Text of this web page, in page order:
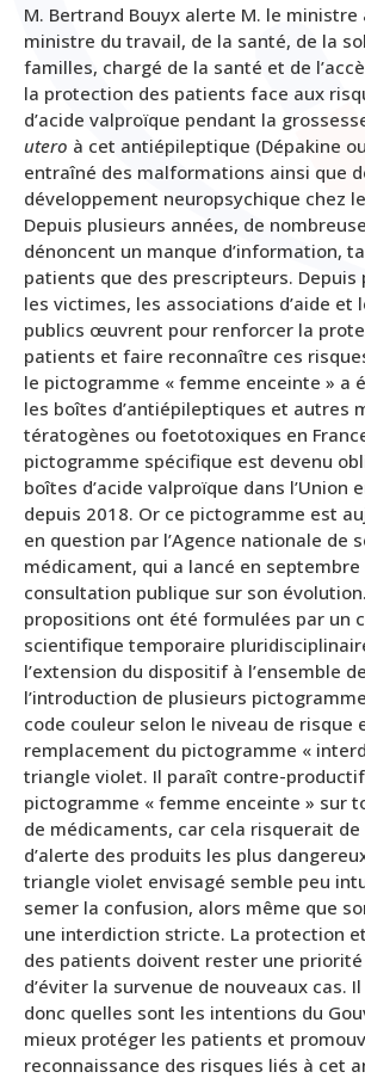
M. Bertrand Bouyx alerte M. le ministre
ministre du travail, de la santé, de la
familles, chargé de la santé et de
la protection des patients face aux
d’acide valproïque pendant la
utero à cet antiépileptique (Dépakine
entraîné des malformations ainsi que
développement neuropsychique chez
Depuis plusieurs années, de
dénoncent un manque d’information,
patients que des prescripteurs. Depuis
les victimes, les associations d’aide et
publics œuvrent pour renforcer la
patients et faire reconnaître ces
le pictogramme « femme enceinte » a
les boîtes d’antiépileptiques et autres
tératogènes ou foetotoxiques en
pictogramme spécifique est devenu
boîtes d’acide valproïque dans l’Union
depuis 2018. Or ce pictogramme est
en question par l’Agence nationale de
médicament, qui a lancé en septembre
consultation publique sur son
propositions ont été formulées par un
scientifique temporaire
l’extension du dispositif à l’ensemble
l’introduction de plusieurs
code couleur selon le niveau de risque
remplacement du pictogramme «
triangle violet. Il paraît contre-productif
pictogramme « femme enceinte » sur
de médicaments, car cela risquerait
d’alerte des produits les plus
triangle violet envisagé semble peu
semer la confusion, alors même que
une interdiction stricte. La protection
des patients doivent rester une
d’éviter la survenue de nouveaux cas.
donc quelles sont les intentions du
mieux protéger les patients et
reconnaissance des risques liés à cet